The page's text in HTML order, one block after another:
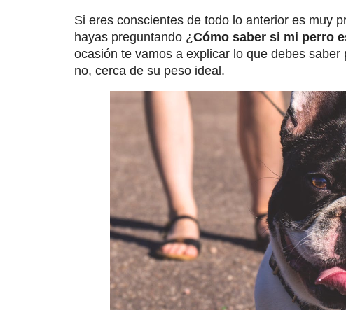
Si eres conscientes de todo lo anterior es muy
hayas preguntando ¿Cómo saber si mi perro
ocasión te vamos a explicar lo que debes
no, cerca de su peso ideal.